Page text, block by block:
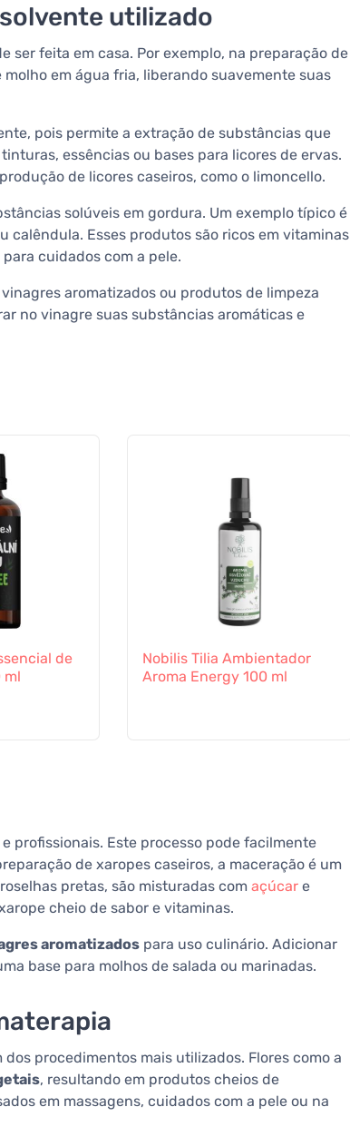
utilizado
ser feita em casa. Por exemplo, na preparação de
em água fria, liberando suavemente suas
pois permite a extração de substâncias que
essências ou bases para licores de ervas.
de licores caseiros, como o limoncello.
solúveis em gordura. Um exemplo típico é
calêndula. Esses produtos são ricos em vitaminas
cuidados com a pele.
aromatizados ou produtos de limpeza
no vinagre suas substâncias aromáticas e
de
ml
Nobilis Tilia Ambientador
Aroma Energy 100 ml
profissionais. Este processo pode facilmente
de xaropes caseiros, a maceração é um
pretas, são misturadas com açúcar e
cheio de sabor e vitaminas.
aromatizados para uso culinário. Adicionar
base para molhos de salada ou marinadas.
procedimentos mais utilizados. Flores como a
, resultando em produtos cheios de
em massagens, cuidados com a pele ou na